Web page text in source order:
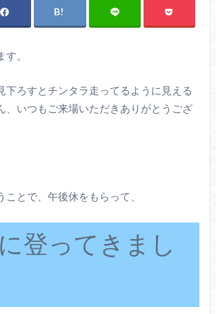
。
下ろすとチンタラ走ってるように見える
、いつもご来場いただきありがとうござ
ことで、午後休をもらって、
登ってきまし